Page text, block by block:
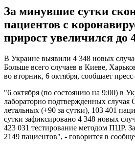
За минувшие сутки
пациентов с
прирост увеличился до
В Украине выявили 4 348 новых
Больше всего случаев в Киеве,
во вторник, 6 октября, сообщает
"6 октября (по состоянию на 9:00) в
лабораторно подтвержденных случая
летальных (+90 за сутки), 103 401
сутки зафиксировано 4 348 новых
423 031 тестирование методом ПЦР.
2149 пациентов", - говорится в